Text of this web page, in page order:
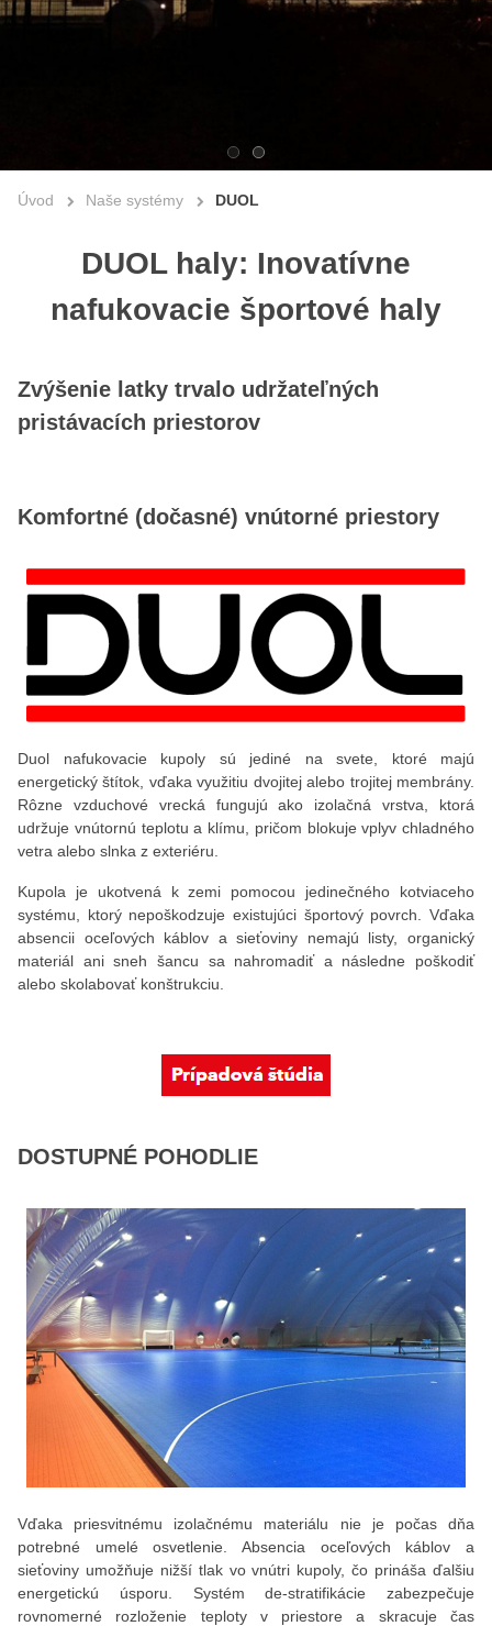
Úvod Naše systémy DUOL
DUOL haly: Inovatívne
nafukovacie športové haly
Zvýšenie latky trvalo udržateľných
pristávacích priestorov
Komfortné (dočasné) vnútorné priestory
Duol nafukovacie kupoly sú jediné na svete, ktoré majú
energetický štítok, vďaka využitiu dvojitej alebo trojitej membrány.
Rôzne vzduchové vrecká fungujú ako izolačná vrstva, ktorá
udržuje vnútornú teplotu a klímu, pričom blokuje vplyv chladného
vetra alebo slnka z exteriéru.
Kupola je ukotvená k zemi pomocou jedinečného kotviaceho
systému, ktorý nepoškodzuje existujúci športový povrch. Vďaka
absencii oceľových káblov a sieťoviny nemajú listy, organický
materiál ani sneh šancu sa nahromadiť a následne poškodiť
alebo skolabovať konštrukciu.
DOSTUPNÉ POHODLIE
Vďaka priesvitnému izolačnému materiálu nie je počas dňa
potrebné umelé osvetlenie. Absencia oceľových káblov a
sieťoviny umožňuje nižší tlak vo vnútri kupoly, čo prináša ďalšiu
energetickú úsporu. Systém de-stratifikácie zabezpečuje
rovnomerné rozloženie teploty v priestore a skracuje čas